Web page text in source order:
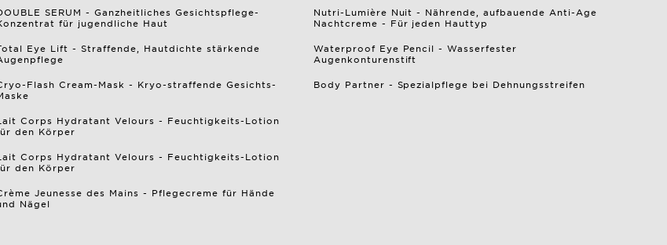
SERUM - Ganzheitliches Gesichtspflege-
für jugendliche Haut
Eye Lift - Straffende, Hautdichte stärkende
Flash Cream-Mask - Kryo-straffende Gesichts-
Corps Hydratant Velours - Feuchtigkeits-Lotion
den Körper
Corps Hydratant Velours - Feuchtigkeits-Lotion
den Körper
Jeunesse des Mains - Pflegecreme für Hände
Nägel
Nutri-Lumière Nuit - Nährende, aufbauende Anti-Age
Nachtcreme - Für jeden Hauttyp
Waterproof Eye Pencil - Wasserfester
Augenkonturenstift
Body Partner - Spezialpflege bei Dehnungsstreifen